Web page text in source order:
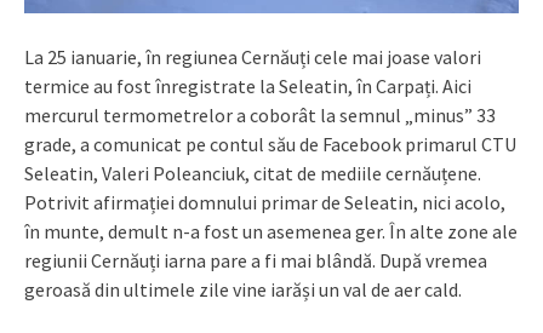
La 25 ianuarie, în regiunea Cernăuți cele mai joase valori
termice au fost înregistrate la Seleatin, în Carpați. Aici
mercurul termometrelor a coborât la semnul „minus” 33
grade, a comunicat pe contul său de Facebook primarul CTU
Seleatin, Valeri Poleanciuk, citat de mediile cernăuțene.
Potrivit afirmației domnului primar de Seleatin, nici acolo,
în munte, demult n-a fost un asemenea ger. În alte zone ale
regiunii Cernăuți iarna pare a fi mai blândă. După vremea
geroasă din ultimele zile vine iarăși un val de aer cald.